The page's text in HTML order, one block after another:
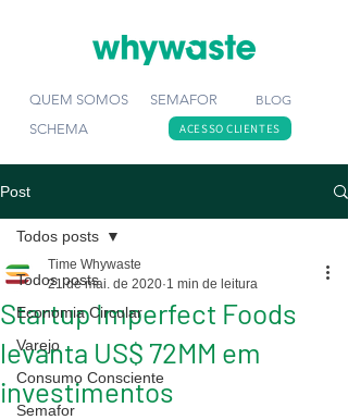
QUEM SOMOS SEMAFOR
BLOG
SCHEMA
ACESSO CLIENTES
Post
Todos posts
Economia Circular
Varejo
Consumo Consciente
Semafor
Todos posts
Startup Imperfect Foods
levanta US$ 72MM em
investimentos
Time Whywaste
21 de mai. de 2020 1 min de leitura